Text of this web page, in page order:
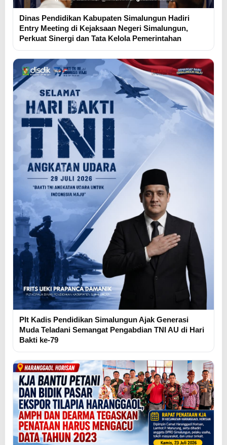
Dinas Pendidikan Kabupaten Simalungun Hadiri
Entry Meeting di Kejaksaan Negeri Simalungun,
Perkuat Sinergi dan Tata Kelola Pemerintahan
Plt Kadis Pendidikan Simalungun Ajak Generasi
Muda Teladani Semangat Pengabdian TNI AU di Hari
Bakti ke-79